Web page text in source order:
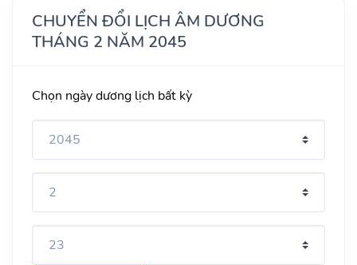
CHUYỂN ĐỔI LỊCH ÂM DƯƠNG
THÁNG 2 NĂM 2045
Chọn ngày dương lịch bất kỳ